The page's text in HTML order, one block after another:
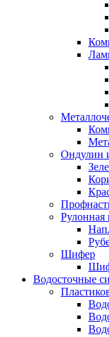
Ондулин
Рулонная
Шифер
Водосточные